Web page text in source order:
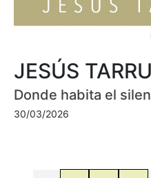
JESÚS
Donde habita el
30/03/2026